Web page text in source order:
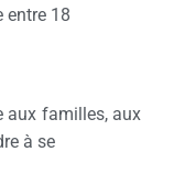
entre 18
aux familles, aux
à se